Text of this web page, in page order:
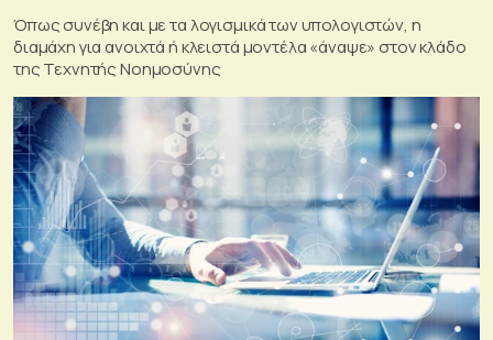
Όπως συνέβη και με τα λογισμικά των υπολογιστών, η
διαμάχη για ανοιχτά ή κλειστά μοντέλα «άναψε» στον κλάδο
της Τεχνητής Νοημοσύνης